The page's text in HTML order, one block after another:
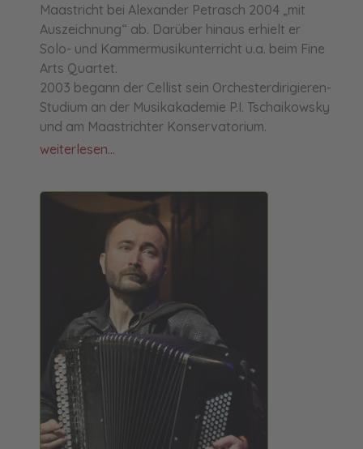
Maastricht bei Alexander Petrasch 2004 „mit
Auszeichnung“ ab. Darüber hinaus erhielt er
Solo- und Kammermusikunterricht u.a. beim Fine
Arts Quartet.
2003 begann der Cellist sein Orchesterdirigieren-
Studium an der Musikakademie P.I. Tschaikowsky
und am Maastrichter Konservatorium.
weiterlesen...